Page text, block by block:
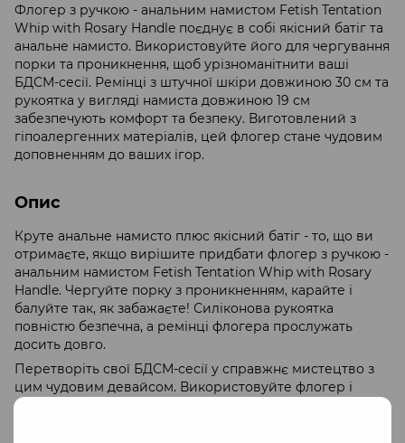
Флогер з ручкою - анальним намистом Fetish Tentation
Whip with Rosary Handle поєднує в собі якісний батіг та
анальне намисто. Використовуйте його для чергування
порки та проникнення, щоб урізноманітнити ваші
БДСМ-сесії. Ремінці з штучної шкіри довжиною 30 см та
рукоятка у вигляді намиста довжиною 19 см
забезпечують комфорт та безпеку. Виготовлений з
гіпоалергенних матеріалів, цей флогер стане чудовим
доповненням до ваших ігор.
Опис
Круте анальне намисто плюс якісний батіг - то, що ви
отримаєте, якщо вирішите придбати флогер з ручкою -
анальним намистом Fetish Tentation Whip with Rosary
Handle. Чергуйте порку з проникненням, карайте і
балуйте так, як забажаєте! Силіконова рукоятка
повністю безпечна, а ремінці флогера прослужать
досить довго.
Перетворіть свої БДСМ-сесії у справжнє мистецтво з
цим чудовим девайсом. Використовуйте флогер і
рукоятку для проникнення по черзі, щоб здивувати